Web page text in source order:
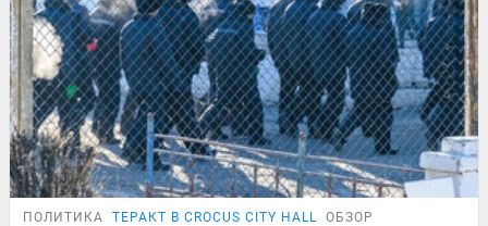
ПОЛИТИКА ТЕРАКТ В CROCUS CITY HALL ОБЗОР